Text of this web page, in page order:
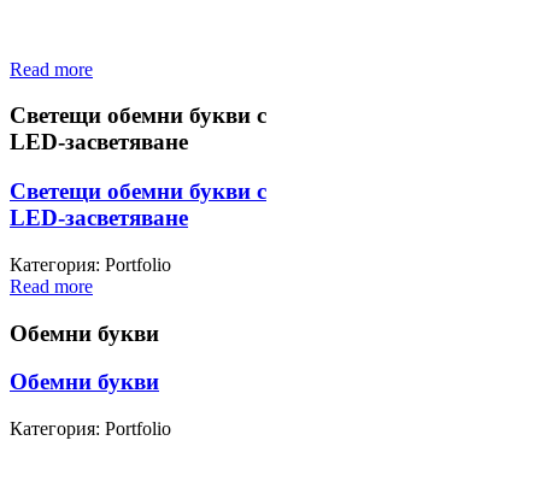
Read more
Светещи обемни букви с
LED-засветяване
Светещи обемни букви с
LED-засветяване
Категория: Portfolio
Read more
Обемни букви
Обемни букви
Категория: Portfolio